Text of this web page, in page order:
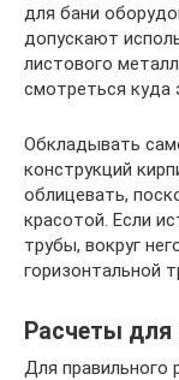
для бани
допускают
листового
смотреться куда
Обкладывать
конструкций
облицевать,
красотой. Если
трубы, вокруг
горизонтальной
Расчеты для
Для правильного